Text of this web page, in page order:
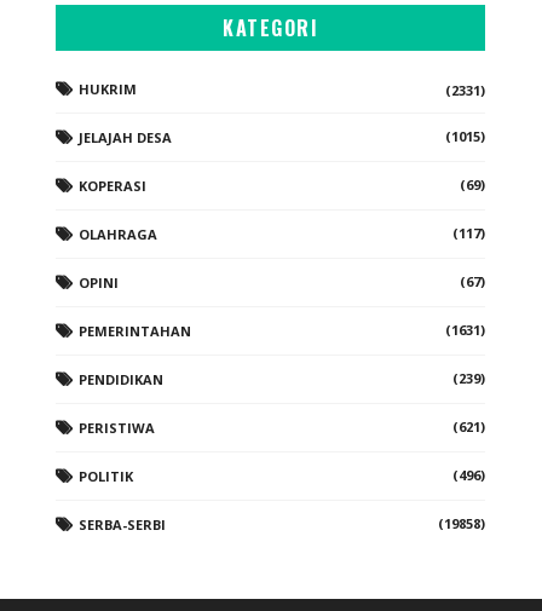
KATEGORI
HUKRIM (2331)
JELAJAH DESA (1015)
KOPERASI (69)
OLAHRAGA (117)
OPINI (67)
PEMERINTAHAN (1631)
PENDIDIKAN (239)
PERISTIWA (621)
POLITIK (496)
SERBA-SERBI (19858)